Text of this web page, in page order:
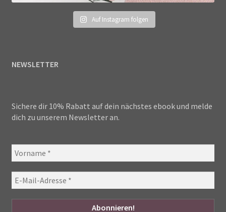
Auf Instagram folgen
NEWSLETTER
Sichere dir 10% Rabatt auf dein nächstes ebook und melde
dich zu unserem Newsletter an.